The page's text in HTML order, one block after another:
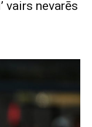
vairs nevarēs